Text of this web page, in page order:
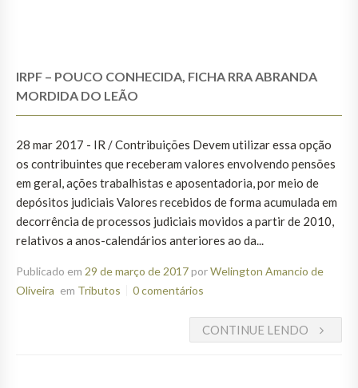
IRPF – POUCO CONHECIDA, FICHA RRA ABRANDA
MORDIDA DO LEÃO
28 mar 2017 - IR / Contribuições Devem utilizar essa opção
os contribuintes que receberam valores envolvendo pensões
em geral, ações trabalhistas e aposentadoria, por meio de
depósitos judiciais Valores recebidos de forma acumulada em
decorrência de processos judiciais movidos a partir de 2010,
relativos a anos-calendários anteriores ao da...
Publicado em 29 de março de 2017porWelington Amancio de
Oliveira em Tributos 0 comentários
CONTINUE LENDO